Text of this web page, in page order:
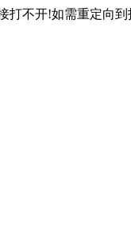
打不开!如需重定向